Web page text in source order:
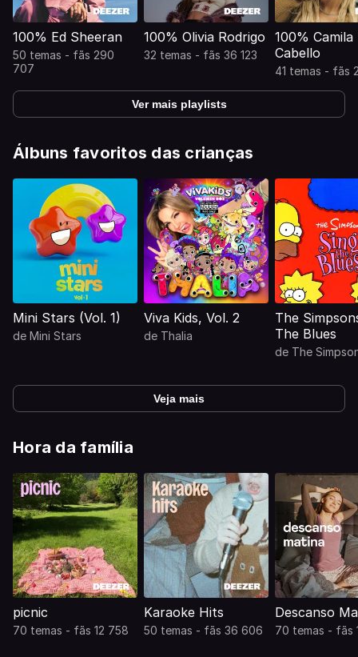
100% Ed Sheeran
50 temas - fãs 290
707
100% Olivia Rodrigo
32 temas - fãs 36 123
100% Camila
Cabello
41 temas - fãs
Ver mais playlists
Álbuns favoritos das crianças
Mini Stars (Vol. 1)
de Mini Stars
Viva Kids, Vol. 2
de Thalia
The
The Blues
de The
Veja mais
Hora da família
picnic
70 temas - fãs 12 758
Karaoke Hits
50 temas - fãs 36 606
Descanso
70 temas - fãs